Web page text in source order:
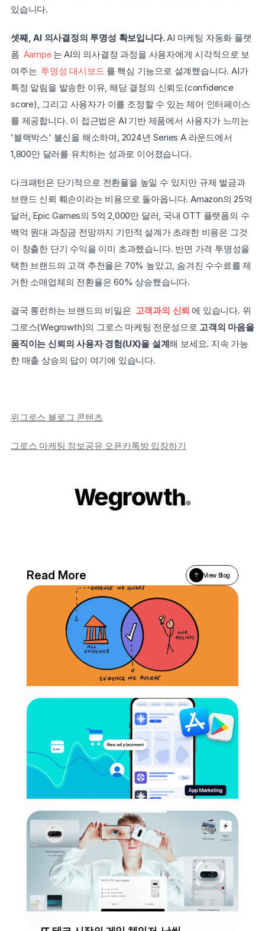
있습니다.
셋째, AI 의사결정의 투명성 확보입니다. AI 마케팅 자동화 플랫
폼 Aampe 는 AI의 의사결정 과정을 사용자에게 시각적으로 보
여주는 투명성 대시보드 를 핵심 기능으로 설계했습니다. AI가
특정 알림을 발송한 이유, 해당 결정의 신뢰도(confidence
score), 그리고 사용자가 이를 조정할 수 있는 제어 인터페이스
를 제공합니다. 이 접근법은 AI 기반 제품에서 사용자가 느끼는
'블랙박스' 불신을 해소하며, 2024년 Series A 라운드에서
1,800만 달러를 유치하는 성과로 이어졌습니다.
다크패턴은 단기적으로 전환율을 높일 수 있지만 규제 벌금과
브랜드 신뢰 훼손이라는 비용으로 돌아옵니다. Amazon의 25억
달러, Epic Games의 5억 2,000만 달러, 국내 OTT 플랫폼의 수
백억 원대 과징금 전망까지 기만적 설계가 초래한 비용은 그것
이 창출한 단기 수익을 이미 초과했습니다. 반면 가격 투명성을
택한 브랜드의 고객 추천율은 70% 높았고, 숨겨진 수수료를 제
거한 소매업체의 전환율은 60% 상승했습니다.
결국 롱런하는 브랜드의 비밀은 고객과의 신뢰 에 있습니다. 위
그로스(Wegrowth)의 그로스 마케팅 전문성으로 고객의 마음을
움직이는 신뢰의 사용자 경험(UX)을 설계해 보세요. 지속 가능
한 매출 상승의 답이 여기에 있습니다.
위그로스 블로그 콘텐츠
그로스 마케팅 정보공유 오픈카톡방 입장하기
Read More View Blog
똑똑한 조직이 잘못된 결정을 내리는 이유
가장 높은 연봉을 받는 사람의 의견이 데이터를 압도하는 현
상인 HiPPO는 아비나쉬 카우식이 제시한 개념으로 잘못된
제품 방향 등 시장과의 괴리로 나타납니다.
INSIGHT 2026년 6월 11일
앱 마케팅이란? MMP·딥링크·캠페인 단계
별 설계 전략 총정리
앱 개발 장벽이 사라진 현재, 성패를 가르는 것은 기술이 아니
라 타겟 정의부터 MMP 연동·딥링크 설계까지 이어지는 앱 마
케팅 설계 역량입니다.
MARKETING 2026년 4월 22일